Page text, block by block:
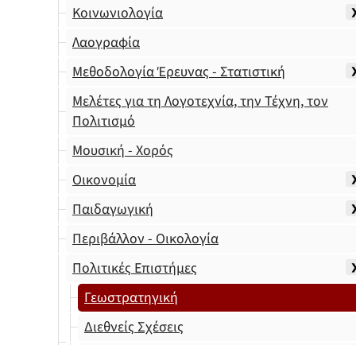
Κοινωνιολογία
Λαογραφία
Μεθοδολογία Έρευνας - Στατιστική
Μελέτες για τη Λογοτεχνία, την Τέχνη, τον
Πολιτισμό
Μουσική - Χορός
Οικονομία
Παιδαγωγική
Περιβάλλον - Οικολογία
Πολιτικές Επιστήμες
Γεωστρατηγική
Διεθνείς Σχέσεις